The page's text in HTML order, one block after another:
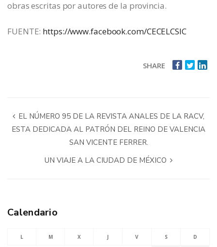
obras escritas por autores de la provincia.
FUENTE: https://www.facebook.com/CECELCSIC
SHARE
EL NÚMERO 95 DE LA REVISTA ANALES DE LA RACV,
ESTA DEDICADA AL PATRÓN DEL REINO DE VALENCIA
SAN VICENTE FERRER.
UN VIAJE A LA CIUDAD DE MÉXICO
Calendario
L M X J V S D